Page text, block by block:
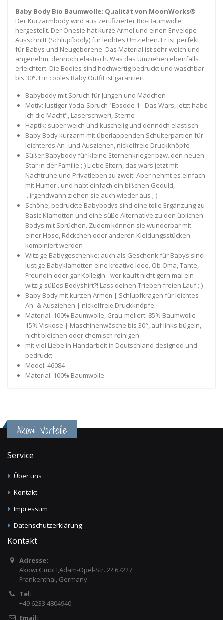
Baby Body Bio Baumwolle: Qualität von MoonWorks®
Der Kurzarmbody wird aus zertifizierter Bio-Baumwolle
hergestellt. Der Onesie hat kurze Ärmel und einen Envelope-
Ausschnitt (Schlupfbody) für leichtes Umziehen. Er ist perfekt
für Babys und Neugeborene. Das Material ist sehr weich und
angenehm, dennoch elastisch. Was das Umziehen ebenfalls
erleichtert. Die Bodies sind hochwertig bedruckt und waschbar
bis 30°. Ein cooles Baby Outfit ist garantiert.
Babybody mit Spruch für Jungen und Mädchen
Motiv: lustiger Yoda-Spruch "Epsode 1 - Das Wars, jetzt habe
ich die Macht", Laserschwert, Sterne
Haptik: super weich und kuschelig und dennoch elastisch
Baby Body kurzarm mit überlappenden Schulterpartien für
leichteres An- und Ausziehen, nickelfreie Druckknöpfe
Süßer Babybody für kleine Sternenkrieger bzw. den neuen
Star in der Familie ;-) Liebe Eltern, das wars jetzt mit
Nachtruhe und Privatleben zu zweit! Aber nehmt es einfach
mit Humor...und habt einfach ein bißchen Geduld,
...irgendwann ziehen sie auch wieder aus ;-)
Schöne, bedruckte Babybodys sind eine tolle Ergänzung zu
Basic Klamotten und eine süße Alternative zu den üblichen
Bodys mit Sprüchen. Zudem können sie wunderbar mit
einer Hose, Röckchen oder anderen Kleidungsstücken
kombiniert werden
Witzige Babygeschenke: auch als Geschenk für Babys sind
lustige Babyklamotten eine kreative Idee. Ob Oma, Tante,
Freundin oder gar Kollegin - wer kauft nicht gern mal ein
witzig-süßes Bodyshirt?! Lass deinen Trieben freien Lauf ;-)
Baby Body mit kurzen Armen | Schlupfkragen für leichtes
An- & Ausziehen | nickelfreie Druckknöpfe
Material: 100% Baumwolle, Grau-meliert: 85% Baumwolle
15% Viskose | Maschinenwäsche bis 30°, auf links bügeln,
nicht bleichen oder chemisch reinigen
mit viel Liebe in Handarbeit in Deutschland designed und
bedruckt
Model: 46084
Material: 100% Baumwolle
Akowi Vorteile
Service
Über uns
Kontakt
Impressum
Datenschutzerklärung
Kontakt
Adresse:
Akowi GmbH,Adam-Opel-Str. 22 67227
Frankenthal, Germany
Tel:
+49 6233 4804940
Email: